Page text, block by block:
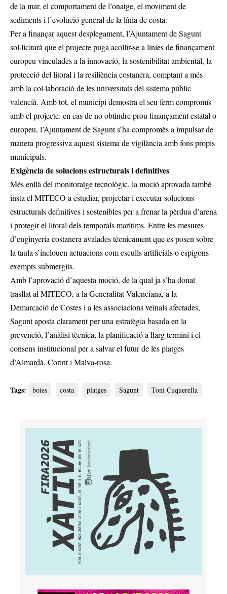
de la mar, el comportament de l’onatge, el moviment de
sediments i l’evolució general de la línia de costa.
Per a finançar aquest desplegament, l’Ajuntament de Sagunt
sol·licitarà que el projecte puga acollir-se a línies de finançament
europeu vinculades a la innovació, la sostenibilitat ambiental, la
protecció del litoral i la resiliència costanera, comptant a més
amb la col·laboració de les universitats del sistema públic
valencià. Amb tot, el municipi demostra el seu ferm compromís
amb el projecte: en cas de no obtindre prou finançament estatal o
europeu, l’Ajuntament de Sagunt s’ha compromès a impulsar de
manera progressiva aquest sistema de vigilància amb fons propis
municipals.
Exigència de solucions estructurals i definitives
Més enllà del monitoratge tecnològic, la moció aprovada també
insta el MITECO a estudiar, projectar i executar solucions
estructurals definitives i sostenibles per a frenar la pèrdua d’arena
i protegir el litoral dels temporals marítims. Entre les mesures
d’enginyeria costanera avalades tècnicament que es posen sobre
la taula s’inclouen actuacions com esculls artificials o espigons
exempts submergits.
Amb l’aprovació d’aquesta moció, de la qual ja s’ha donat
trasllat al MITECO, a la Generalitat Valenciana, a la
Demarcació de Costes i a les associacions veïnals afectades,
Sagunt aposta clarament per una estratègia basada en la
prevenció, l’anàlisi tècnica, la planificació a llarg termini i el
consens institucional per a salvar el futur de les platges
d’Almardà, Corint i Malva-rosa.
Tags: boies costa platges Sagunt Toni Cuquerella